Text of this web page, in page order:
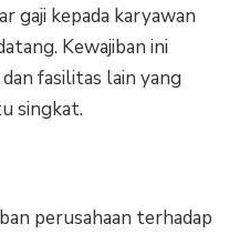
gaji kepada karyawan
Kewajiban ini
fasilitas lain yang
singkat.
perusahaan terhadap